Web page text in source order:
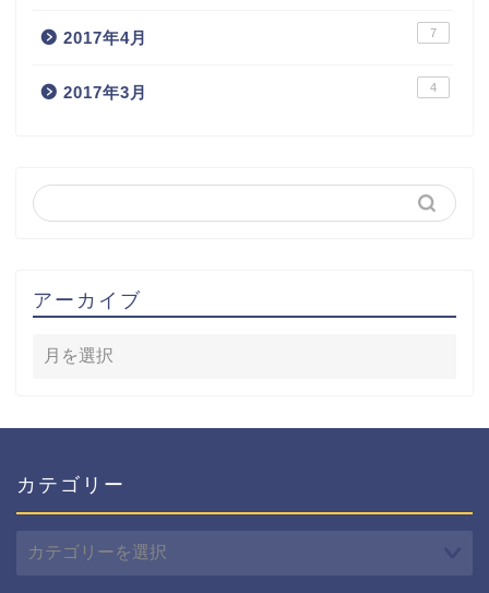
2017年4月 7
2017年3月 4
アーカイブ
カテゴリー
テ